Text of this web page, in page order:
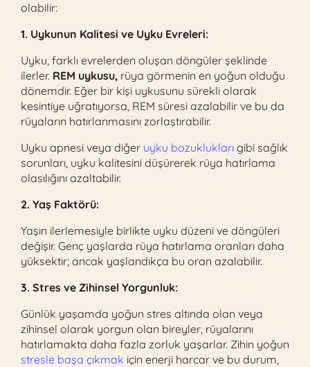
olabilir:
1. Uykunun Kalitesi ve Uyku Evreleri:
Uyku, farklı evrelerden oluşan döngüler şeklinde
ilerler. REM uykusu, rüya görmenin en yoğun olduğu
dönemdir. Eğer bir kişi uykusunu sürekli olarak
kesintiye uğratıyorsa, REM süresi azalabilir ve bu da
rüyaların hatırlanmasını zorlaştırabilir.
Uyku apnesi veya diğer uyku bozuklukları gibi sağlık
sorunları, uyku kalitesini düşürerek rüya hatırlama
olasılığını azaltabilir.
2. Yaş Faktörü:
Yaşın ilerlemesiyle birlikte uyku düzeni ve döngüleri
değişir. Genç yaşlarda rüya hatırlama oranları daha
yüksektir; ancak yaşlandıkça bu oran azalabilir.
3. Stres ve Zihinsel Yorgunluk:
Günlük yaşamda yoğun stres altında olan veya
zihinsel olarak yorgun olan bireyler, rüyalarını
hatırlamakta daha fazla zorluk yaşarlar. Zihin yoğun
stresle başa çıkmak için enerji harcar ve bu durum,